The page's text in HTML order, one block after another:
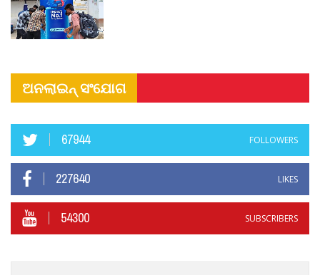
ଅନଲାଇନ୍ ସଂଯୋଗ
67944 FOLLOWERS
227640 LIKES
54300 SUBSCRIBERS